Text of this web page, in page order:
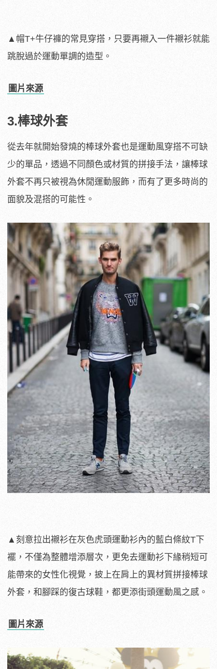
▲帽T+牛仔褲的常見穿搭，只要再襯入一件襯衫就能
跳脫過於運動單調的造型。
圖片來源
3.棒球外套
從去年就開始發燒的棒球外套也是運動風穿搭不可缺
少的單品，透過不同顏色或材質的拼接手法，讓棒球
外套不再只被視為休閒運動服飾，而有了更多時尚的
面貌及混搭的可能性。
▲刻意拉出襯衫在灰色虎頭運動衫內的藍白條紋T下
襬，不僅為整體增添層次，更免去運動衫下緣稍短可
能帶來的女性化視覺，披上在肩上的異材質拼接棒球
外套，和腳踩的復古球鞋，都更添街頭運動風之感。
圖片來源